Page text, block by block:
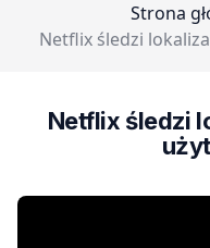
Strona
Netflix śledzi
Netflix śledzi